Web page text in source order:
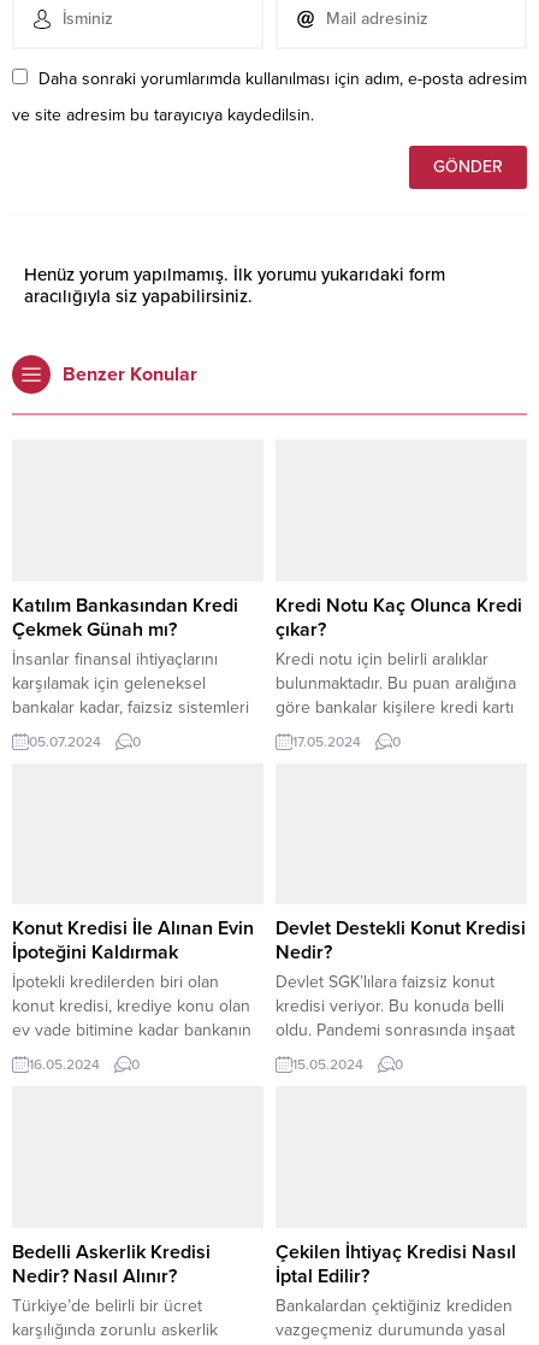
Daha sonraki yorumlarımda kullanılması için adım, e-posta adresim
ve site adresim bu tarayıcıya kaydedilsin.
Henüz yorum yapılmamış. İlk yorumu yukarıdaki form
aracılığıyla siz yapabilirsiniz.
Benzer Konular
Katılım Bankasından Kredi
Çekmek Günah mı?
İnsanlar finansal ihtiyaçlarını
karşılamak için geleneksel
bankalar kadar, faizsiz sistemleri
tercih eden katılım bankalarını da
giderek daha fazla araştırıyorlar.
Katılım Bankacılığının Temelleri
İslami...
05.07.2024 0
Kredi Notu Kaç Olunca Kredi
çıkar?
Kredi notu için belirli aralıklar
bulunmaktadır. Bu puan aralığına
göre bankalar kişilere kredi kartı
vermektedir. Kredi notu aralıkları
ile ilgili bir sıralama yapacak
tutulması oldukça önemlidir....
17.05.2024 0
Konut Kredisi İle Alınan Evin
İpoteğini Kaldırmak
İpotekli kredilerden biri olan
konut kredisi, krediye konu olan
ev vade bitimine kadar bankanın
ipoteği altında bulunur. Konut
kredisi ipoteği nasıl kaldırılır?Kredi
geçmeden ipotek otomatik kalkar.
Sürenin...
16.05.2024 0
Devlet Destekli Konut Kredisi
Nedir?
Devlet SGK’lılara faizsiz konut
kredisi veriyor. Bu konuda belli
oldu. Pandemi sonrasında inşaat
sektörünün yavaşlamasıyla artan
konut fiyatları, el yakmaya başladı.
kredisi desteği de vermeye
başladı....
15.05.2024 0
Bedelli Askerlik Kredisi
Nedir? Nasıl Alınır?
Türkiye’de belirli bir ücret
karşılığında zorunlu askerlik
Çekilen İhtiyaç Kredisi Nasıl
İptal Edilir?
Bankalardan çektiğiniz krediden
vazgeçmeniz durumunda yasal